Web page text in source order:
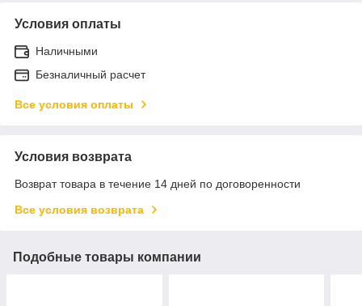
Условия оплаты
Наличными
Безналичный расчет
Все условия оплаты
Условия возврата
Возврат товара в течение 14 дней по договоренности
Все условия возврата
Подобные товары компании